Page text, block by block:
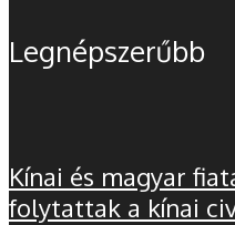
Legnépszerűbb
Kínai és magyar
folytattak a kínai